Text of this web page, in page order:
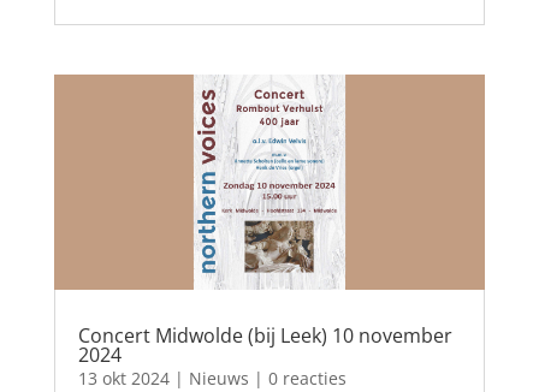
Concert Midwolde (bij Leek) 10 november
2024
13 okt 2024| Nieuws | 0 reacties